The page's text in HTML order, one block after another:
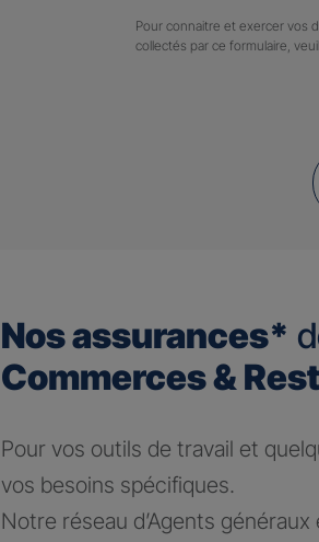
Pour connaitre et exercer vos
collectés par ce formulaire,
Nos assurances*
Commerces &
Pour vos outils de travail et
vos besoins spécifiques.
Notre réseau d’Agents